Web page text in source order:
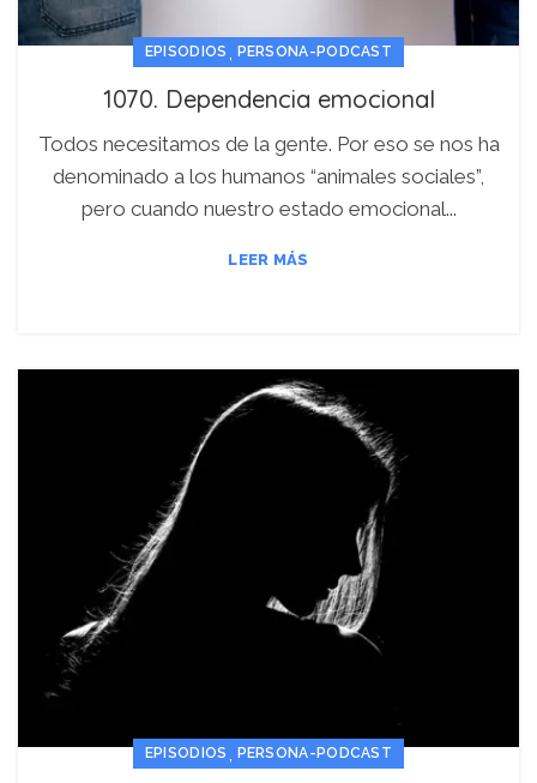
EPISODIOS , PERSONA-PODCAST
1070. Dependencia emocional
Todos necesitamos de la gente. Por eso se nos ha
denominado a los humanos “animales sociales”,
pero cuando nuestro estado emocional...
LEER MÁS
EPISODIOS PERSONA-PODCAST